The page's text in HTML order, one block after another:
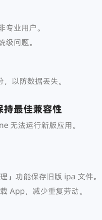
专业用户。
级问题。
以防数据丢失。
最佳兼容性
无法运行新版应用。
」功能保存旧版 ipa 文件。
App，减少重复劳动。